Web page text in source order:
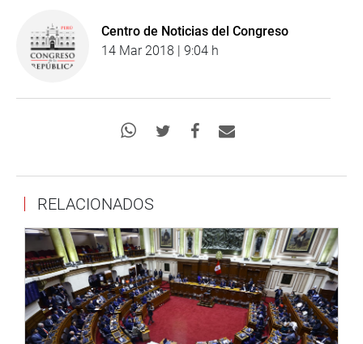
Centro de Noticias del Congreso
14 Mar 2018 | 9:04 h
RELACIONADOS